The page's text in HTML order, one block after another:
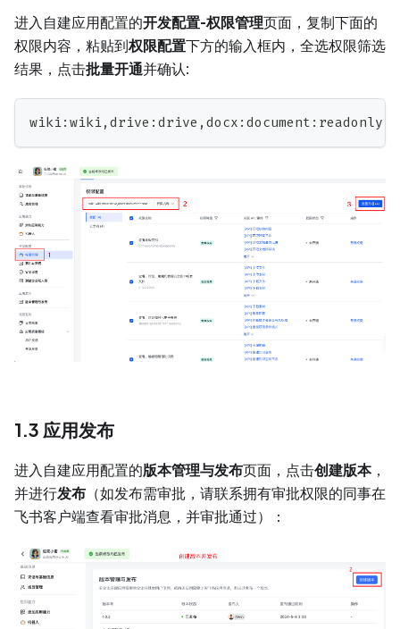
进入自建应用配置的开发配置-权限管理页面，复制下面的
权限内容，粘贴到权限配置下方的输入框内，全选权限筛选
结果，点击批量开通并确认:
wiki: wiki, drive : drive , docx : document : readonly
1.3 应用发布
进入自建应用配置的版本管理与发布页面，点击创建版本，
并进行发布 （如发布需审批，请联系拥有审批权限的同事在
飞书客户端查看审批消息，并审批通过）：